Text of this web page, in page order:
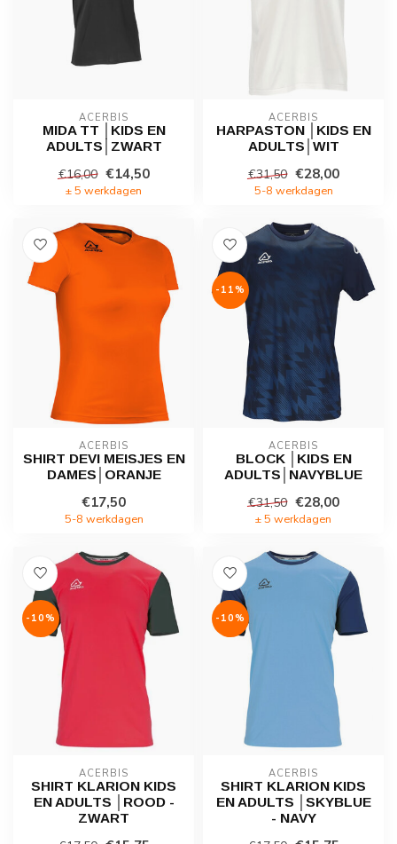
ACERBIS
MIDA TT │KIDS EN
ADULTS│ZWART
€16,00 €14,50
± 5 werkdagen
ACERBIS
HARPASTON │KIDS EN
ADULTS│WIT
€31,50 €28,00
5-8 werkdagen
ACERBIS
SHIRT DEVI MEISJES EN
DAMES│ORANJE
€17,50
5-8 werkdagen
-11%
ACERBIS
BLOCK │KIDS EN
ADULTS│NAVYBLUE
€31,50 €28,00
± 5 werkdagen
-10%
ACERBIS
SHIRT KLARION KIDS
EN ADULTS │ROOD -
ZWART
-10%
ACERBIS
SHIRT KLARION KIDS
EN ADULTS │SKYBLUE
- NAVY